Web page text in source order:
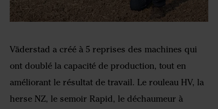
Väderstad a créé à 5 reprises des machines qui
ont doublé la capacité de production, tout en
améliorant le résultat de travail. Le rouleau HV, la
herse NZ, le semoir Rapid, le déchaumeur à